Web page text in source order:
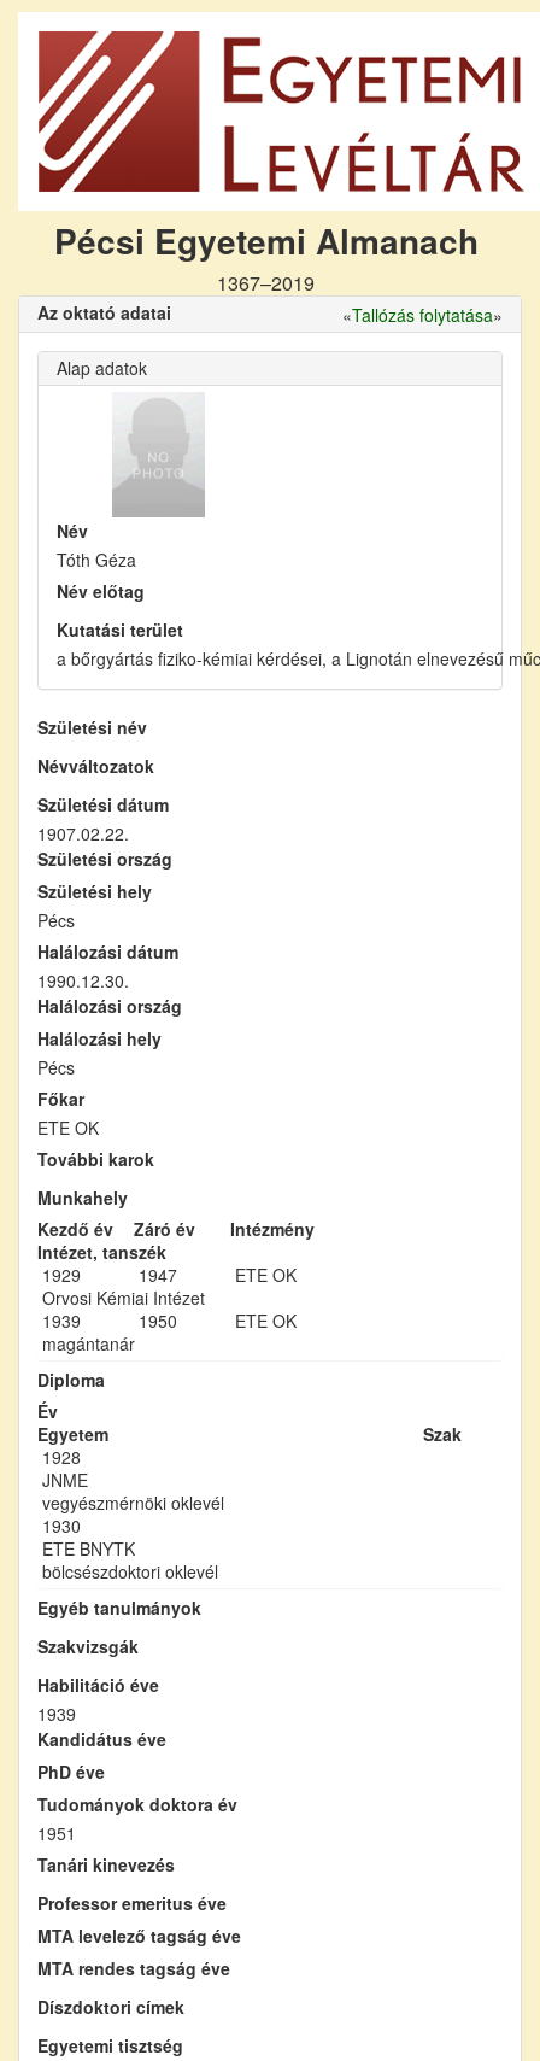
Pécsi Egyetemi Almanach
1367–2019
Az oktató adatai «Tallózás folytatása»
Alap adatok
Név
Tóth Géza
Név előtag
Kutatási terület
a bőrgyártás fiziko-kémiai kérdései, a Lignotán elnevezésű
Születési név
Névváltozatok
Születési dátum
1907.02.22.
Születési ország
Születési hely
Pécs
Halálozási dátum
1990.12.30.
Halálozási ország
Halálozási hely
Pécs
Főkar
ETE OK
További karok
Munkahely
Kezdő év
Záró év
Intézmény
Intézet, tanszék
1929
1947
ETE OK
Orvosi Kémiai Intézet
1939
1950
ETE OK
magántanár
Diploma
Év
Egyetem
Szak
1928
JNME
vegyészmérnöki oklevél
1930
ETE BNYTK
bölcsészdoktori oklevél
Egyéb tanulmányok
Szakvizsgák
Habilitáció éve
1939
Kandidátus éve
PhD éve
Tudományok doktora év
1951
Tanári kinevezés
Professor emeritus éve
MTA levelező tagság éve
MTA rendes tagság éve
Díszdoktori címek
Egyetemi tisztség